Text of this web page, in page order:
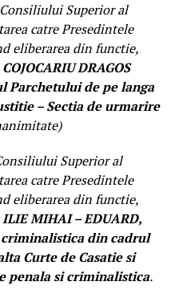
Superior al
catre Presedintele
eliberarea din functie,
COJOCARIU DRAGOS
Parchetului de pe langa
– Sectia de urmarire
Superior al
catre Presedintele
eliberarea din functie,
ILIE MIHAI – EDUARD,
din cadrul
Curte de Casatie si
penala si criminalistica.